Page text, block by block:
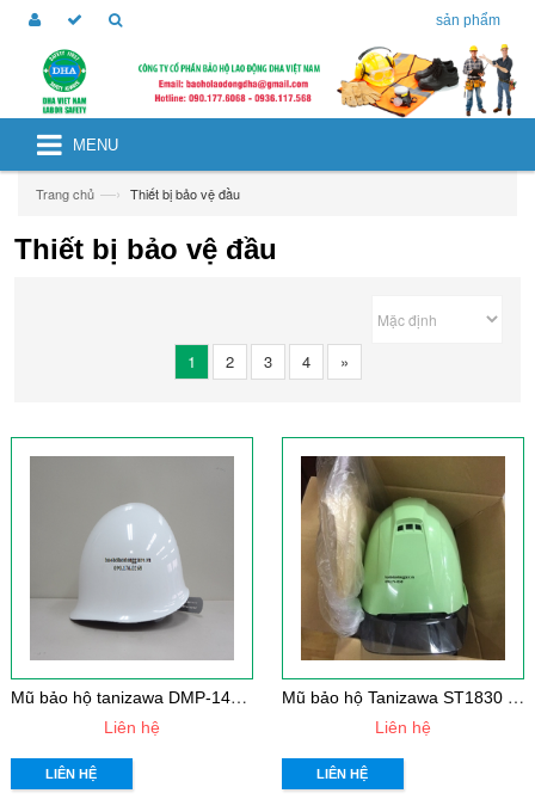
sản phẩm
MENU
Trang chủ —› Thiết bị bảo vệ đầu
Thiết bị bảo vệ đầu
1 2 3 4 »
M
ũ bảo hộ tanizawa DMP-148W1
Liên hệ
LIÊN HỆ
M
ũ bảo hộ Tanizawa ST1830 Nhật Bản
Liên hệ
LIÊN HỆ